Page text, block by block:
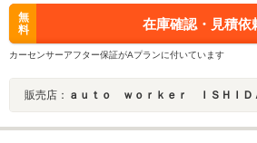
無
料
在庫確認・見積依
カーセンサーアフター保証がAプランに付いています
販売店： ａｕｔｏ ｗｏｒｋｅｒ ＩＳＨＩＤ